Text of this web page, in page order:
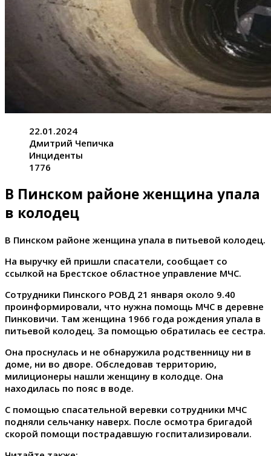
22.01.2024
Дмитрий Чепичка
Инциденты
1776
В Пинском районе женщина упала
в колодец
В Пинском районе женщина упала в питьевой колодец.
На выручку ей пришли спасатели, сообщает со
ссылкой на Брестское областное управление МЧС.
Сотрудники Пинского РОВД 21 января около 9.40
проинформировали, что нужна помощь МЧС в деревне
Пинковичи. Там женщина 1966 года рождения упала в
питьевой колодец. За помощью обратилась ее сестра.
Она проснулась и не обнаружила родственницу ни в
доме, ни во дворе. Обследовав территорию,
милиционеры нашли женщину в колодце. Она
находилась по пояс в воде.
С помощью спасательной веревки сотрудники МЧС
подняли сельчанку наверх. После осмотра бригадой
скорой помощи пострадавшую госпитализировали.